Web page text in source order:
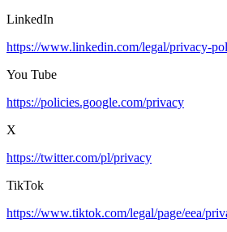
LinkedIn
https://www.linkedin.com/legal/privacy-
You Tube
https://policies.google.com/privacy
X
https://twitter.com/pl/privacy
TikTok
https://www.tiktok.com/legal/page/eea/